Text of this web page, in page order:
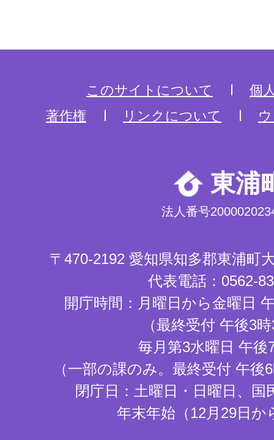
このサイトについて
個
著作権
リンクについて
東浦
法人番号
〒470-2192 愛知県知多郡東浦町
代表電話：0562-
開庁時間：月曜日から金曜日
（最終受付 午後3
毎月第3水曜日 午後
（一部の課のみ。最終受付 午
閉庁日：土曜日・日曜日、国
年末年始（12月29日か